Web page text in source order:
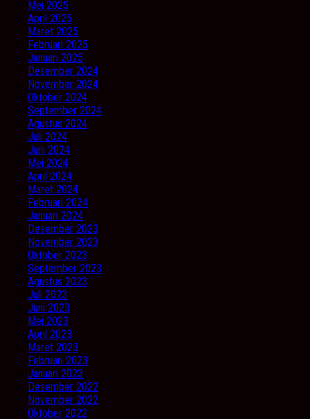
Mei 2025
April 2025
Maret 2025
Februari 2025
Januari 2025
Desember 2024
November 2024
Oktober 2024
September 2024
Agustus 2024
Juli 2024
Juni 2024
Mei 2024
April 2024
Maret 2024
Februari 2024
Januari 2024
Desember 2023
November 2023
Oktober 2023
September 2023
Agustus 2023
Juli 2023
Juni 2023
Mei 2023
April 2023
Maret 2023
Februari 2023
Januari 2023
Desember 2022
November 2022
Oktober 2022